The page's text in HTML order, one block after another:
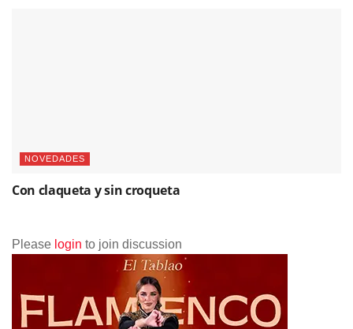
NOVEDADES
Con claqueta y sin croqueta
Please login to join discussion